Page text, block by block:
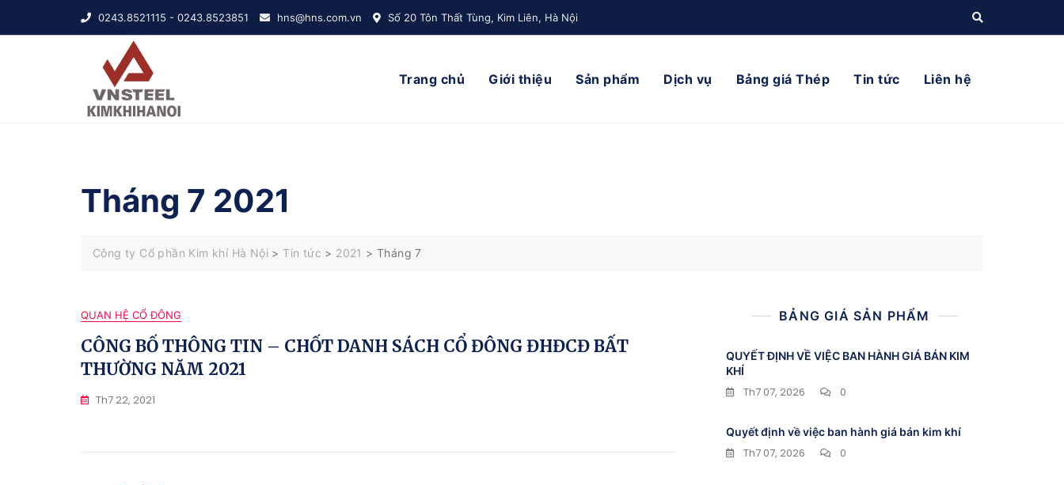
0243.8521115 - 0243.8523851 hns@hns.com.vn Số 20 Tôn Thất Tùng, Kim Liên, Hà Nội
Trang chủ Giới thiệu Sản phẩm Dịch vụ Bảng giá Thép Tin tức Liên hệ
Tháng 7 2021
Công ty Cổ phần Kim khí Hà Nội >Tin tức > 2021 >Tháng 7
QUAN HỆ CỔ ĐÔNG
CÔNG BỐ THÔNG TIN – CHỐT DANH SÁCH CỔ ĐÔNG ĐHĐCĐ BẤT
THƯỜNG NĂM 2021
Th7 22, 2021
BẢNG GIÁ SẢN PHẨM
QUYẾT ĐỊNH VỀ VIỆC BAN HÀNH GIÁ BÁN KIM
KHÍ
Th7 07, 2026 0
Quyết định về việc ban hành giá bán kim khí
Th7 07, 2026 0